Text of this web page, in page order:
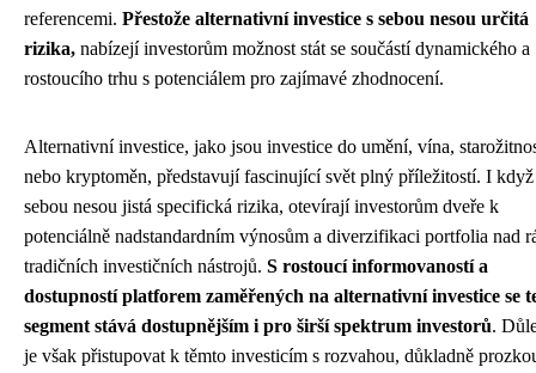
referencemi. Přestože alternativní investice s sebou nesou určitá
rizika, nabízejí investorům možnost stát se součástí dynamického a
rostoucího trhu s potenciálem pro zajímavé zhodnocení.
Alternativní investice, jako jsou investice do umění, vína,
nebo kryptoměn, představují fascinující svět plný příležitostí. I když
sebou nesou jistá specifická rizika, otevírají investorům dveře k
potenciálně nadstandardním výnosům a diverzifikaci portfolia nad
tradičních investičních nástrojů. S rostoucí informovaností a
dostupností platforem zaměřených na alternativní investice se
segment stává dostupnějším i pro širší spektrum investorů.
je však přistupovat k těmto investicím s rozvahou, důkladně